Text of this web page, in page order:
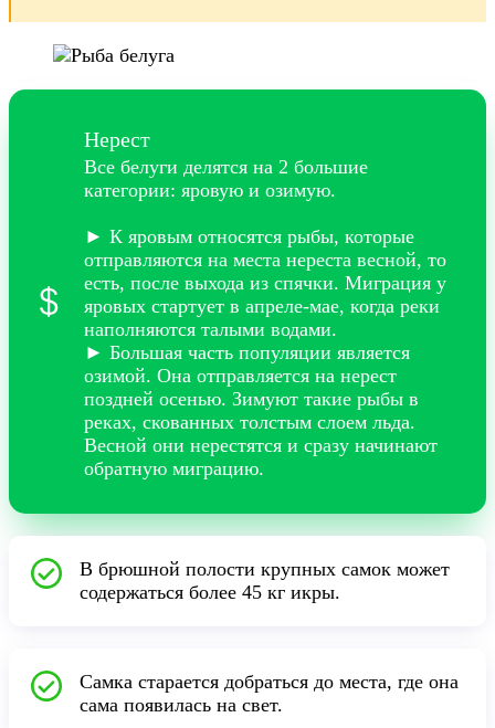
Нерест
Все белуги делятся на 2 большие
категории: яровую и озимую.
► К яровым относятся рыбы, которые
отправляются на места нереста весной, то
есть, после выхода из спячки. Миграция у
яровых стартует в апреле-мае, когда реки
наполняются талыми водами.
► Большая часть популяции является
озимой. Она отправляется на нерест
поздней осенью. Зимуют такие рыбы в
реках, скованных толстым слоем льда.
Весной они нерестятся и сразу начинают
обратную миграцию.
В брюшной полости крупных самок может
содержаться более 45 кг икры.
Самка старается добраться до места, где она
сама появилась на свет.